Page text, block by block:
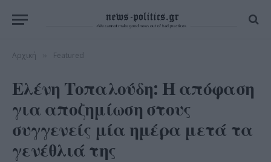
Αρχική Featured
Ελένη Τοπαλούδη: Η απόφαση
για αποζημίωση στους
συγγενείς μία ημέρα μετά τα
γενέθλιά της